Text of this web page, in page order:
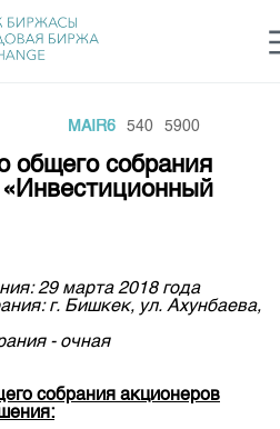
login Рус Кыр
MAIR6 540 5900
общего собрания
29 марта 2018 года
г. Бишкек, ул. Ахунбаева,
- очная
собрания акционеров